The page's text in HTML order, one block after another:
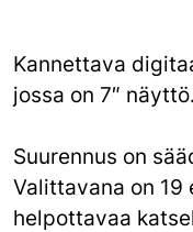
Kannettava
jossa on 7″ näyttö.
Suurennus on
Valittavana on
helpottavaa